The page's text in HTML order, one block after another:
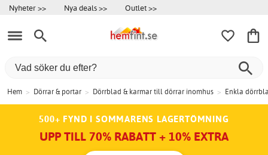
Nyheter >> Nya deals >> Outlet >>
Hem > Dörrar & portar > Dörrblad & karmar till dörrar inomhus > Enkla
500+ FYND I SOMMARENS LAGERTÖMNING
UPP TILL 70% RABATT + 10% EXTRA